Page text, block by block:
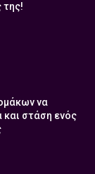
της!
να
και στάση ενός